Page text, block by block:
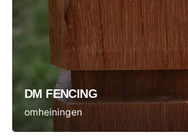
DM FENCING
omheiningen